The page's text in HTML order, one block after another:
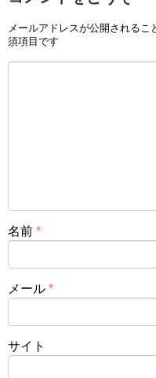
メールアドレスが公開されるこ
須項目です
名前 *
メール *
サイト